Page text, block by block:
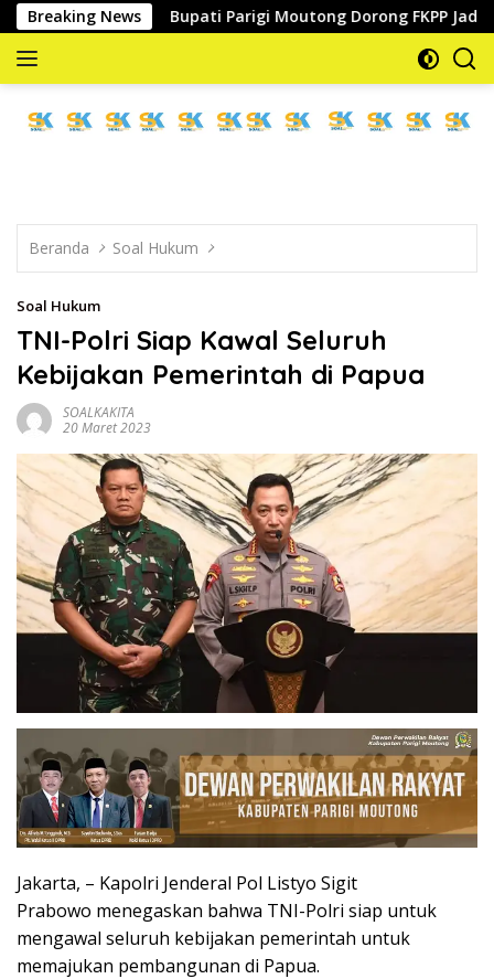
Langsung
ke
konten
Breaking News
Bupati Parigi Moutong Dorong FKPP Jadi Mitra
mengabarkan
Beranda Soal Hukum
Soal Hukum
TNI-Polri Siap Kawal Seluruh
Kebijakan Pemerintah di Papua
SOALKAKITA
20 Maret 2023
Jakarta, – Kapolri Jenderal Pol Listyo Sigit
Prabowo menegaskan bahwa TNI-Polri siap untuk
mengawal seluruh kebijakan pemerintah untuk
memajukan pembangunan di Papua.